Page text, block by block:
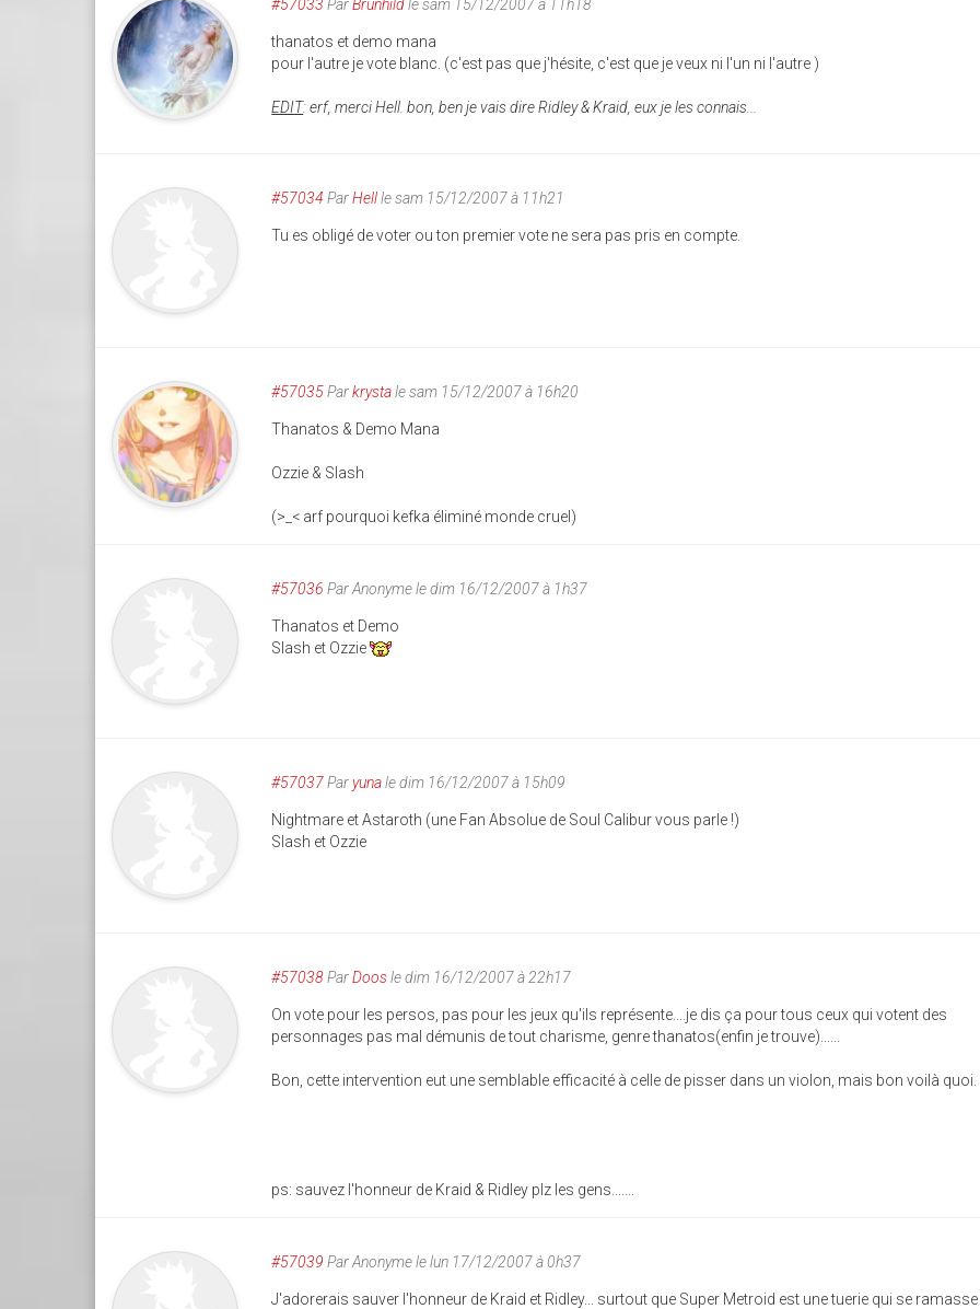
#57033 ParBrunhildle sam 15/12/2007 à 11h18
thanatos et demo mana
pour l'autre je vote blanc. (c'est pas que j'hésite, c'est que je veux ni l'un ni l'autre )
EDIT: erf, merci Hell. bon, ben je vais dire Ridley & Kraid, eux je les connais...
#57034 ParHellle sam 15/12/2007 à 11h21
Tu es obligé de voter ou ton premier vote ne sera pas pris en compte.
#57035Parkrystale sam 15/12/2007 à 16h20
Thanatos & Demo Mana
Ozzie & Slash
(>_< arf pourquoi kefka éliminé monde cruel)
#57036 ParAnonymele dim 16/12/2007 à 1h37
Thanatos et Demo
Slash et Ozzie
#57037Paryunale dim 16/12/2007 à 15h09
Nightmare et Astaroth (une Fan Absolue de Soul Calibur vous parle !)
Slash et Ozzie
#57038ParDoosle dim 16/12/2007 à 22h17
On vote pour les persos, pas pour les jeux qu'ils représente....je dis ça pour tous ceux qui votent des
personnages pas mal démunis de tout charisme, genre thanatos(enfin je trouve)......
Bon, cette intervention eut une semblable efficacité à celle de pisser dans un violon, mais bon voilà quoi.
ps: sauvez l'honneur de Kraid & Ridley plz les gens.......
#57039 ParAnonymele lun 17/12/2007 à 0h37
J'adorerais sauver l'honneur de Kraid et Ridley... surtout que Super Metroid est une tuerie qui se